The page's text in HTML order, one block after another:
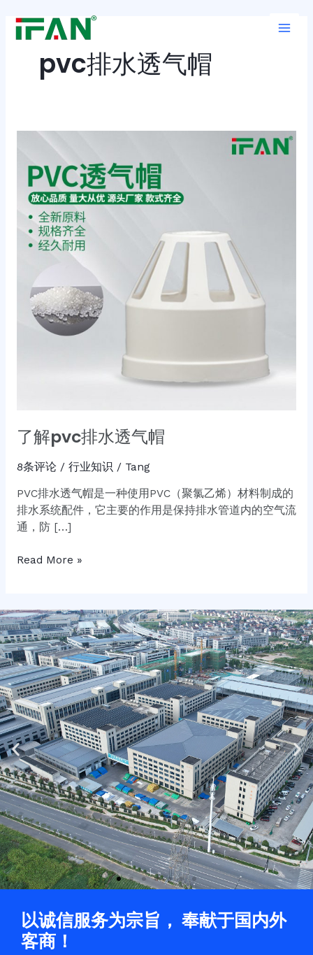
pvc排水透气帽
了解pvc排水透气帽
8条评论 / 行业知识 / Tang
PVC排水透气帽是一种使用PVC（聚氯乙烯）材料制成的
排水系统配件，它主要的作用是保持排水管道内的空气流
通，防 […]
pvc
Read More »
Previous
slide
以诚信服务为宗旨， 奉献于国内外
客商！